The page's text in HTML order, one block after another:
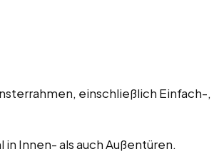
einschließlich Einfach-,
in Innen- als auch Außentüren.